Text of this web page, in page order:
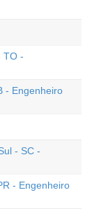
TO -
- Engenheiro
- SC -
- Engenheiro